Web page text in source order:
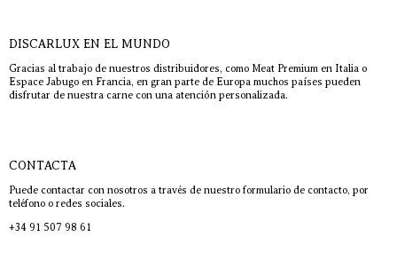
DISCARLUX EN EL MUNDO
Gracias al trabajo de nuestros distribuidores, como Meat Premium en Italia o
Espace Jabugo en Francia, en gran parte de Europa muchos países pueden
disfrutar de nuestra carne con una atención personalizada.
CONTACTA
Puede contactar con nosotros a través de nuestro formulario de contacto, por
teléfono o redes sociales.
+34 91 507 98 61